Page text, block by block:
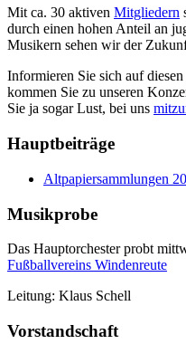
Mit ca. 30 aktiven Mitgliedern
durch einen hohen Anteil an
Musikern sehen wir der
Informieren Sie sich auf
kommen Sie zu unseren
Sie ja sogar Lust, bei uns
Hauptbeiträge
Altpapiersammlungen
Musikprobe
Das Hauptorchester probt
Fußballvereins Windenreute
Leitung: Klaus Schell
Vorstandschaft